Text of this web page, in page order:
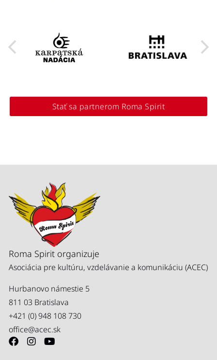
Stať sa partnerom Roma Spirit
Roma Spirit organizuje
Asociácia pre kultúru, vzdelávanie a komunikáciu (ACEC)
Hurbanovo námestie 5
811 03 Bratislava
+421 (0) 948 108 730
office@acec.sk